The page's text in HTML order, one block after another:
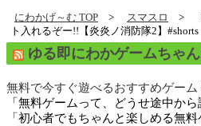
にわかげ～む TOP スマスロ
ト入れるぞー!!【炎炎ノ消防隊2】#shorts
ゆる即にわかゲームちゃ
無料で今すぐ遊べるおすすめゲーム
「無料ゲームって、どうせ途中か
「初心者でもちゃんと楽しめる無